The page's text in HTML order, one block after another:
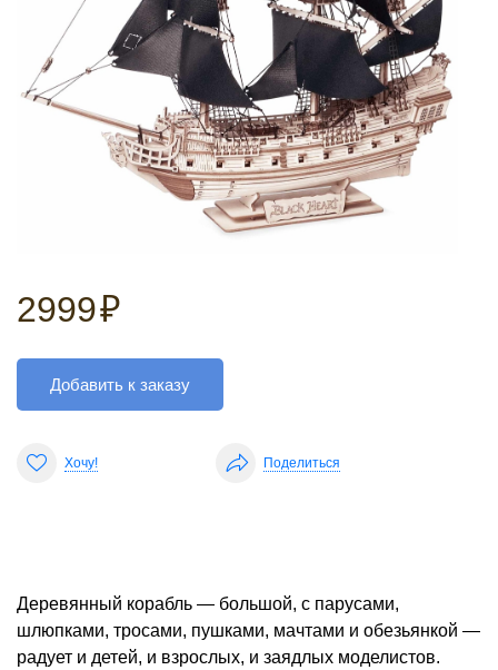
2999₽
Добавить к заказу
Хочу! Поделиться
Деревянный корабль — большой, с парусами,
шлюпками, тросами, пушками, мачтами и обезьянкой —
радует и детей, и взрослых, и заядлых моделистов.